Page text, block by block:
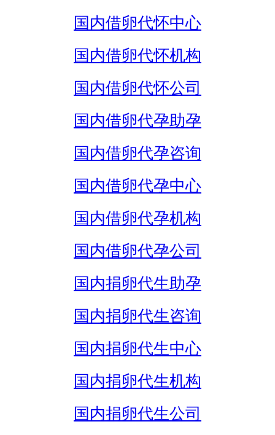
国内借卵代怀中心
国内借卵代怀机构
国内借卵代怀公司
国内借卵代孕助孕
国内借卵代孕咨询
国内借卵代孕中心
国内借卵代孕机构
国内借卵代孕公司
国内捐卵代生助孕
国内捐卵代生咨询
国内捐卵代生中心
国内捐卵代生机构
国内捐卵代生公司